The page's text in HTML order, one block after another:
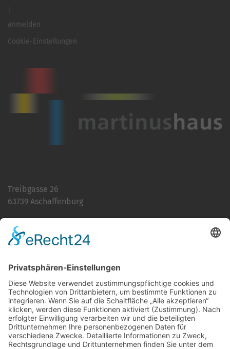
anmelden
Cookie-Einstellungen
Treibgasse 26
63739 Aschaffenburg
E-Mailinfo@martinushaus.de
Mo?Fr8.30 ? 12.00 Uhr
Mo?Do13.00 ? 16.00 Uhr